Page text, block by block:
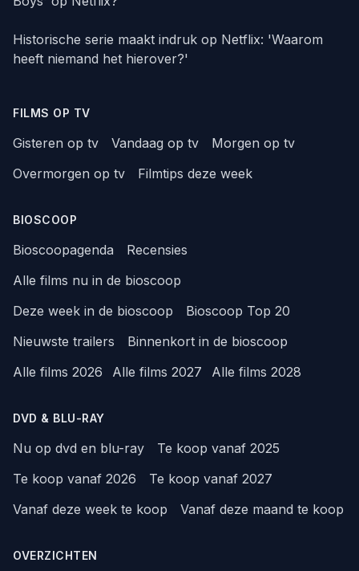
Historische serie maakt indruk op Netflix: 'Waarom
heeft niemand het hierover?'
FILMS OP TV
Gisteren op tv Vandaag op tv
Morgen op tv
Overmorgen op tv
Filmtips deze week
BIOSCOOP
Bioscoopagenda
Recensies
Alle films nu in de bioscoop
Deze week in de bioscoop
Bioscoop Top 20
Nieuwste trailers
Binnenkort in de bioscoop
Alle films 2026
Alle films 2027 Alle films 2028
DVD & BLU-RAY
Nu op dvd en blu-ray
Te koop vanaf 2025
Te koop vanaf 2026
Te koop vanaf 2027
Vanaf deze week te koop
Vanaf deze maand te koop
OVERZICHTEN